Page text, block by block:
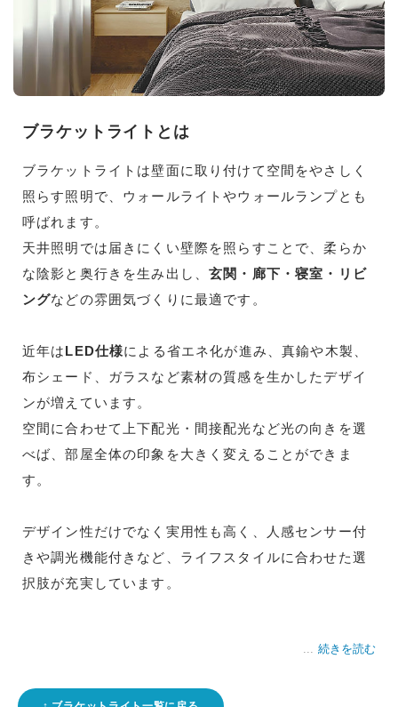
ブラケットライトとは
ブラケットライトは壁面に取り付けて空間をやさしく
照らす照明で、ウォールライトやウォールランプとも
呼ばれます。
天井照明では届きにくい壁際を照らすことで、柔らか
な陰影と奥行きを生み出し、玄関・廊下・寝室・リビ
ングなどの雰囲気づくりに最適です。
近年は LED仕様による省エネ化が進み、真鍮や木製、
布シェード、ガラスなど素材の質感を生かしたデザイ
ンが増えています。
空間に合わせて上下配光・間接配光など光の向きを選
べば、部屋全体の印象を大きく変えることができま
す。
デザイン性だけでなく実用性も高く、人感センサー付
きや調光機能付きなど、ライフスタイルに合わせた選
択肢が充実しています。
続きを読む